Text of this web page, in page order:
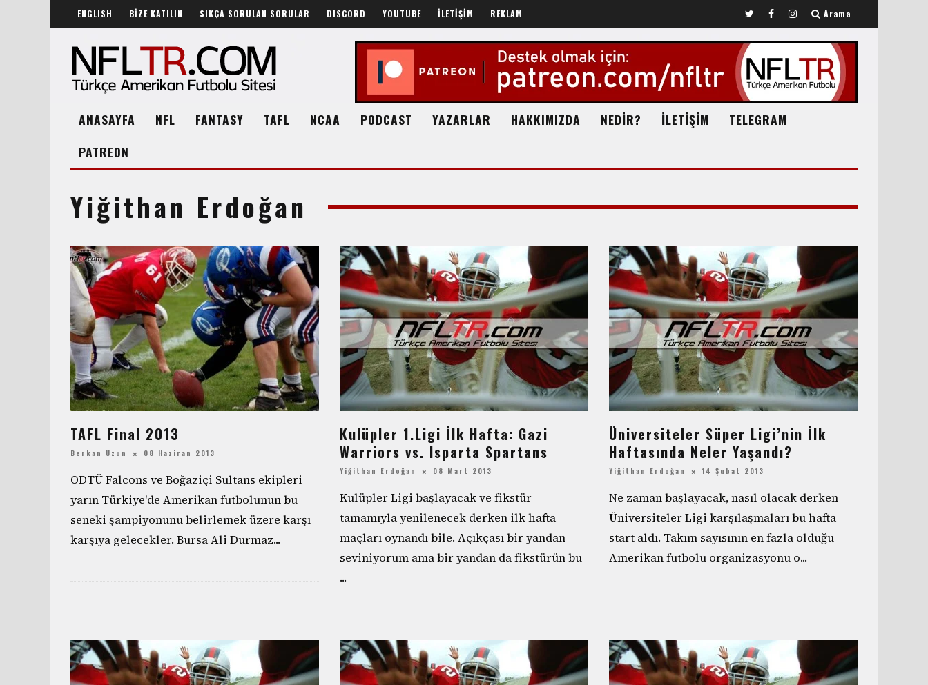
ENGLISH BİZE KATILIN SIKÇA SORULAN SORULAR DISCORD YOUTUBE İLETİŞİM REKLAM Arama
ANASAYFA NFL FANTASY TAFL NCAA PODCAST YAZARLAR HAKKIMIZDA NEDİR? İLETİŞİM
TELEGRAM
PATREON
Yiğithan Erdoğan
TAFL Final 2013
Berkan Uzun 08 Haziran 2013
ODTÜ Falcons ve Boğaziçi Sultans ekipleri
yarın Türkiye'de Amerikan futbolunun bu
seneki şampiyonunu belirlemek üzere karşı
karşıya gelecekler. Bursa Ali Durmaz...
Kulüpler 1.Ligi İlk Hafta: Gazi
Warriors vs. Isparta Spartans
Yiğithan Erdoğan 08 Mart 2013
Kulüpler Ligi başlayacak ve fikstür
tamamıyla yenilenecek derken ilk hafta
maçları oynandı bile. Açıkçası bir yandan
seviniyorum ama bir yandan da fikstürün bu
...
Üniversiteler Süper Ligi’nin İlk
Haftasında Neler Yaşandı?
Yiğithan Erdoğan 14 Şubat 2013
Ne zaman başlayacak, nasıl olacak derken
Üniversiteler Ligi karşılaşmaları bu hafta
start aldı. Takım sayısının en fazla olduğu
Amerikan futbolu organizasyonu o...